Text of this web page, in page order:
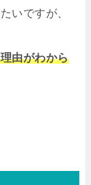
いですが、
由がわから